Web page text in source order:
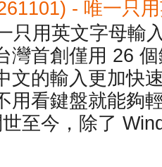
- 唯一只
只用英文字母輸
灣首創僅用 26
文的輸入更加快
用看鍵盤就能夠
至今，除了